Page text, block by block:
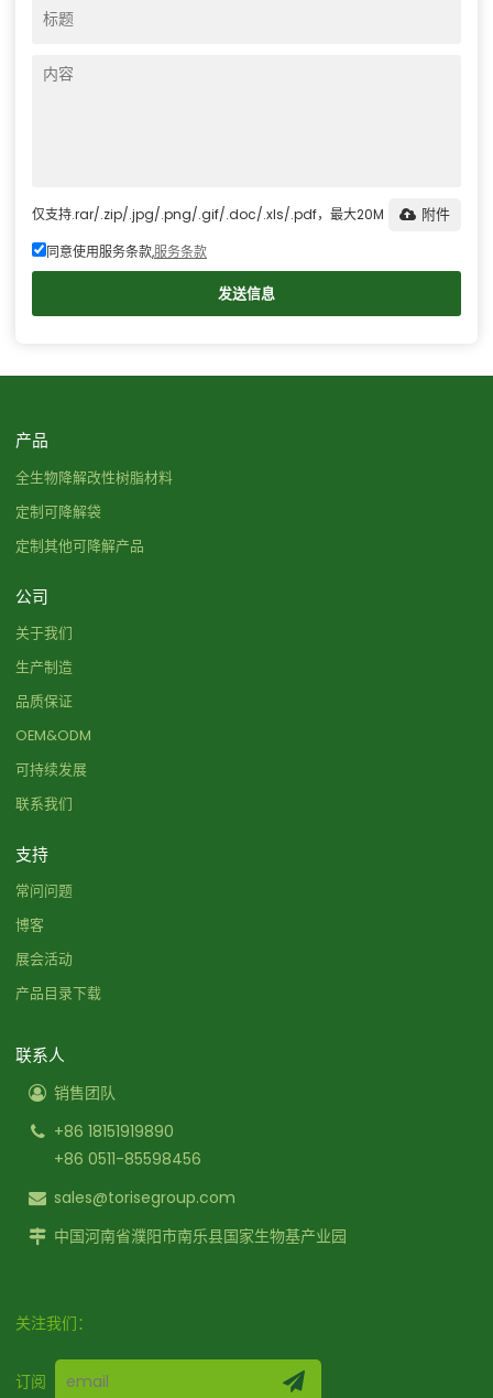
仅支持.rar/.zip/.jpg/.png/.gif/.doc/.xls/.pdf，最大20M 附件
同意使用服务条款,服务条款
发送信息
产品
全生物降解改性树脂材料
定制可降解袋
定制其他可降解产品
公司
关于我们
生产制造
品质保证
OEM&ODM
可持续发展
联系我们
支持
常问问题
博客
展会活动
产品目录下载
联系人
销售团队
+86 18151919890
+86 0511-85598456
sales@torisegroup.com
中国河南省濮阳市南乐县国家生物基产业园
关注我们：
订阅